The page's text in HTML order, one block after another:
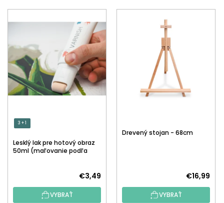
3 + 1
Lesklý lak pre hotový obraz
50ml (maľovanie podľa
€3,49
VYBRAŤ
Drevený stojan - 68cm
€16,99
VYBRAŤ